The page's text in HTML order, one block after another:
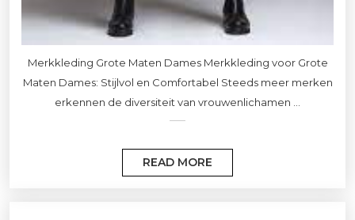
Merkkleding Grote Maten Dames Merkkleding voor Grote
Maten Dames: Stijlvol en Comfortabel Steeds meer merken
erkennen de diversiteit van vrouwenlichamen ...
READ MORE